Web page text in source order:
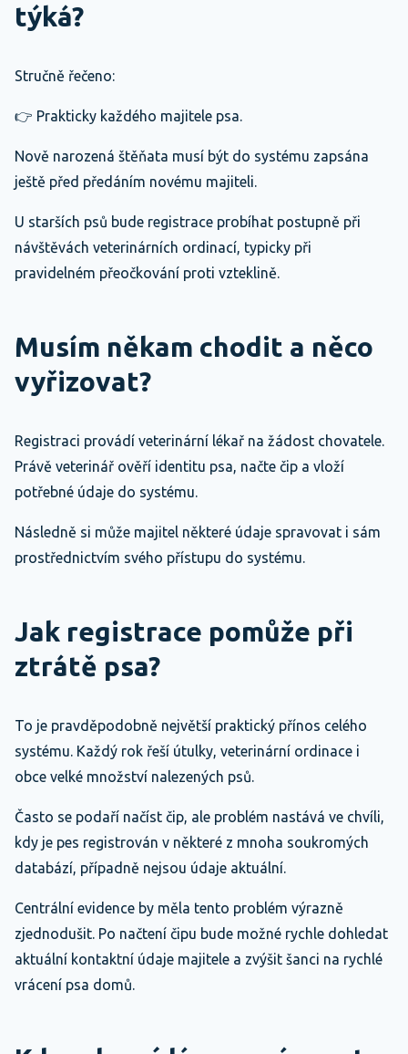
týká?
Stručně řečeno:
👉 Prakticky každého majitele psa.
Nově narozená štěňata musí být do systému zapsána
ještě před předáním novému majiteli.
U starších psů bude registrace probíhat postupně při
návštěvách veterinárních ordinací, typicky při
pravidelném přeočkování proti vzteklině.
Musím někam chodit a něco
vyřizovat?
Registraci provádí veterinární lékař na žádost chovatele.
Právě veterinář ověří identitu psa, načte čip a vloží
potřebné údaje do systému.
Následně si může majitel některé údaje spravovat i sám
prostřednictvím svého přístupu do systému.
Jak registrace pomůže při
ztrátě psa?
To je pravděpodobně největší praktický přínos celého
systému. Každý rok řeší útulky, veterinární ordinace i
obce velké množství nalezených psů.
Často se podaří načíst čip, ale problém nastává ve chvíli,
kdy je pes registrován v některé z mnoha soukromých
databází, případně nejsou údaje aktuální.
Centrální evidence by měla tento problém výrazně
zjednodušit. Po načtení čipu bude možné rychle dohledat
aktuální kontaktní údaje majitele a zvýšit šanci na rychlé
vrácení psa domů.